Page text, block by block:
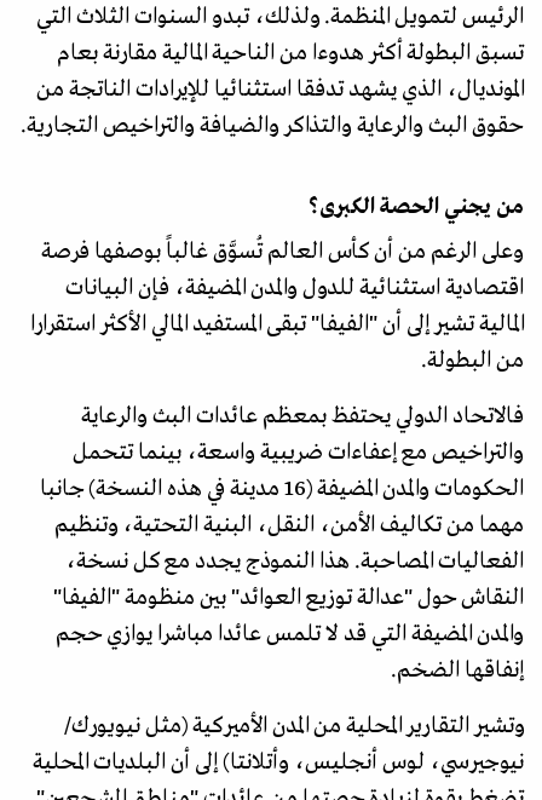
الرئيس لتمويل المنظمة. ولذلك، تبدو السنوات الثلاث التي
تسبق البطولة أكثر هدوءا من الناحية المالية مقارنة بعام
المونديال، الذي يشهد تدفقا استثنائيا للإيرادات الناتجة من
حقوق البث والرعاية والتذاكر والضيافة والتراخيص التجارية.
من يجني الحصة الكبرى؟
وعلى الرغم من أن كأس العالم تُسوَّق غالباً بوصفها فرصة
اقتصادية استثنائية للدول والمدن المضيفة، فإن البيانات
المالية تشير إلى أن "الفيفا" تبقى المستفيد المالي الأكثر استقرارا
من البطولة.
فالاتحاد الدولي يحتفظ بمعظم عائدات البث والرعاية
والتراخيص مع إعفاءات ضريبية واسعة، بينما تتحمل
الحكومات والمدن المضيفة (16 مدينة في هذه النسخة) جانبا
مهما من تكاليف الأمن، النقل، البنية التحتية، وتنظيم
الفعاليات المصاحبة. هذا النموذج يجدد مع كل نسخة،
النقاش حول "عدالة توزيع العوائد" بين منظومة "الفيفا"
والمدن المضيفة التي قد لا تلمس عائدا مباشرا يوازي حجم
إنفاقها الضخم.
وتشير التقارير المحلية من المدن الأميركية (مثل نيويورك/
نيوجيرسي، لوس أنجليس، وأتلانتا) إلى أن البلديات المحلية